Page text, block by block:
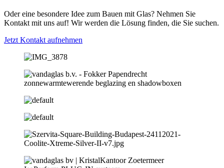
Oder eine besondere Idee zum Bauen mit Glas? Nehmen Sie
Kontakt mit uns auf! Wir werden die Lösung finden, die Sie suchen.
Jetzt Kontakt aufnehmen